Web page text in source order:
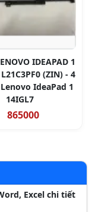
IDEAPAD 1
(ZIN) - 4
Lenovo IdeaPad 1
14IGL7
865000
Excel chi tiết